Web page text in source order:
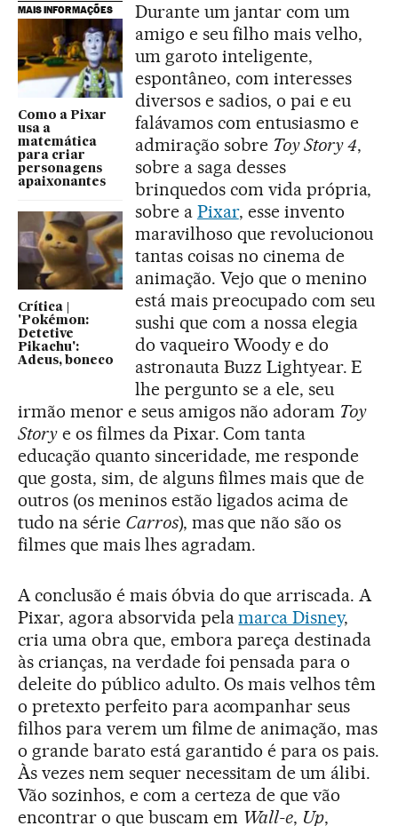
MAIS INFORMAÇÕES
Como a Pixar
usa a
matemática
para criar
personagens
apaixonantes
Crítica |
'Pokémon:
Detetive
Pikachu':
Adeus, boneco
Durante um jantar com um
amigo e seu filho mais velho,
um garoto inteligente,
espontâneo, com interesses
diversos e sadios, o pai e eu
falávamos com entusiasmo e
admiração sobre Toy Story 4,
sobre a saga desses
brinquedos com vida própria,
sobre a Pixar, esse invento
maravilhoso que revolucionou
tantas coisas no cinema de
animação. Vejo que o menino
está mais preocupado com seu
sushi que com a nossa elegia
do vaqueiro Woody e do
astronauta Buzz Lightyear. E
lhe pergunto se a ele, seu
irmão menor e seus amigos não adoram Toy
Storye os filmes da Pixar. Com tanta
educação quanto sinceridade, me responde
que gosta, sim, de alguns filmes mais que de
outros (os meninos estão ligados acima de
tudo na série Carros), mas que não são os
filmes que mais lhes agradam.
A conclusão é mais óbvia do que arriscada. A
Pixar, agora absorvida pelamarca Disney,
cria uma obra que, embora pareça destinada
às crianças, na verdade foi pensada para o
deleite do público adulto. Os mais velhos têm
o pretexto perfeito para acompanhar seus
filhos para verem um filme de animação, mas
o grande barato está garantido é para os pais.
Às vezes nem sequer necessitam de um álibi.
Vão sozinhos, e com a certeza de que vão
encontrar o que buscam em Wall-e, Up,